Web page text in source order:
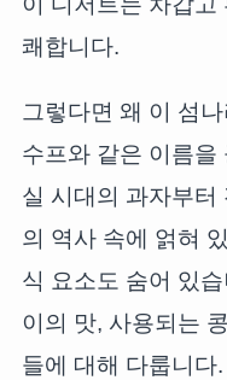
쾌합니다.
그렇다면 왜 이 섬
수프와 같은 이름을
실 시대의 과자부터
의 역사 속에 얽혀
식 요소도 숨어 있
이의 맛, 사용되는
들에 대해 다룹니다